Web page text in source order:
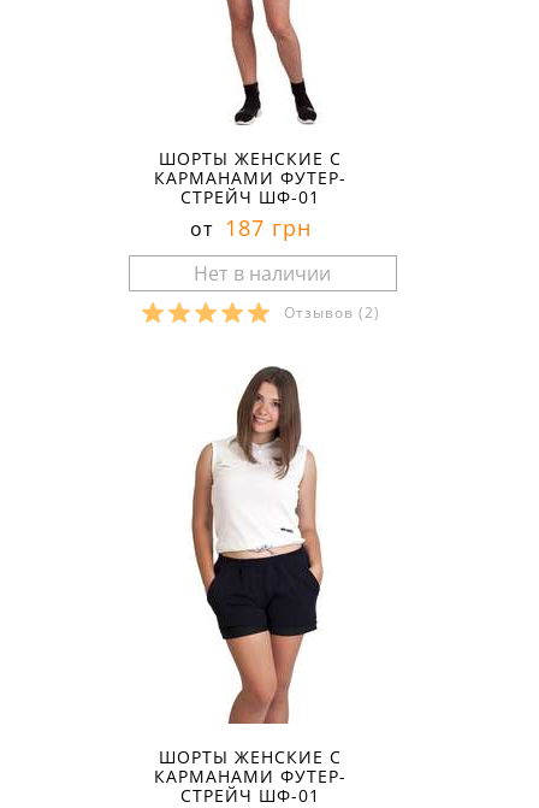
ШОРТЫ ЖЕНСКИЕ С
КАРМАНАМИ ФУТЕР-
СТРЕЙЧ ШФ-01
от 187 грн
Отзывов (2)
ШОРТЫ ЖЕНСКИЕ С
КАРМАНАМИ ФУТЕР-
СТРЕЙЧ ШФ-01